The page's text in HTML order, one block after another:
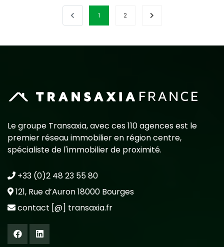
1 2
Le groupe Transaxia, avec ces 110 agences est le
premier réseau immobilier en région centre,
spécialiste de l'immobilier de proximité.
+33 (0)2 48 23 55 80
121, Rue d’Auron 18000 Bourges
contact [@] transaxia.fr